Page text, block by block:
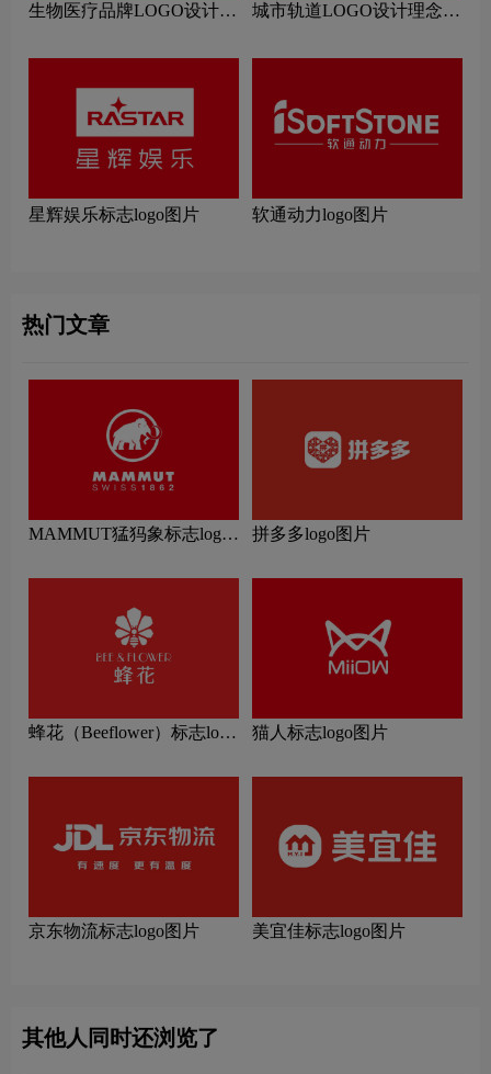
生物医疗品牌LOGO设计理
城市轨道LOGO设计理念解
星辉娱乐标志logo图片 软通动力logo图片
热门文章
MAMMUT猛犸象标志logo
拼多多logo图片
蜂花（Beeflower）标志logo
猫人标志logo图片
京东物流标志logo图片 美宜佳标志logo图片
其他人同时还浏览了